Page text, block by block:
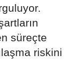
süreçte
riskini